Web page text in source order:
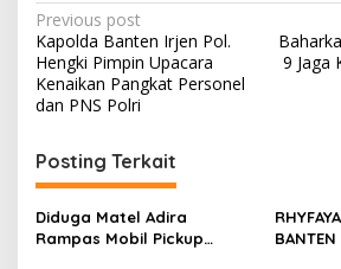
Post
navigation
Previous post
Kapolda Banten Irjen Pol.
Hengki Pimpin Upacara
Kenaikan Pangkat Personel
dan PNS Polri
9 Jaga
Posting Terkait
Diduga Matel Adira
Rampas Mobil Pickup
BANTEN